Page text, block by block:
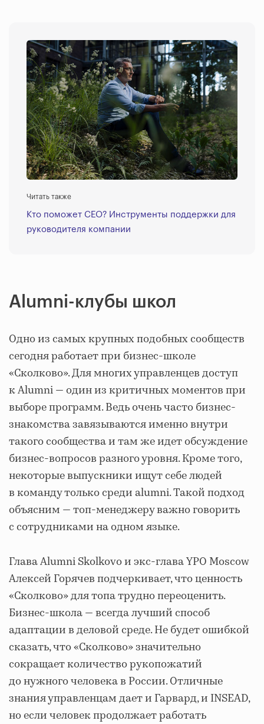
Читать также
Кто поможет CEO? Инструменты поддержки для
руководителя компании
Alumni-клубы школ
Одно из самых крупных подобных сообществ
сегодня работает при бизнес-школе
«Сколково». Для многих управленцев доступ
к Alumni — один из критичных моментов при
выборе программ. Ведь очень часто бизнес-
знакомства завязываются именно внутри
такого сообщества и там же идет обсуждение
бизнес-вопросов разного уровня. Кроме того,
некоторые выпускники ищут себе людей
в команду только среди alumni. Такой подход
объясним — топ-менеджеру важно говорить
с сотрудниками на одном языке.
Глава Alumni Skolkovo и экс-глава YPO Moscow
Алексей Горячев подчеркивает, что ценность
«Сколково» для топа трудно переоценить.
Бизнес-школа ― всегда лучший способ
адаптации в деловой среде. Не будет ошибкой
сказать, что «Сколково» значительно
сокращает количество рукопожатий
до нужного человека в России. Отличные
знания управленцам дает и Гарвард, и INSEAD,
но если человек продолжает работать